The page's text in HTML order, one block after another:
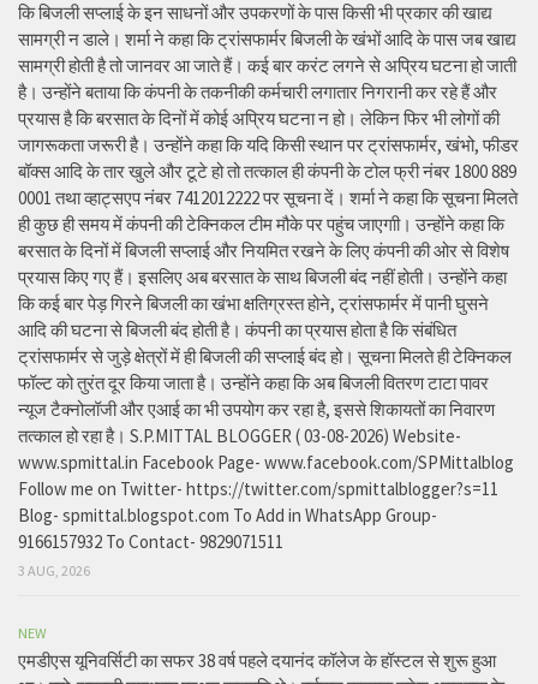
कि बिजली सप्लाई के इन साधनों और उपकरणों के पास किसी भी प्रकार की खाद्य
सामग्री न डाले। शर्मा ने कहा कि ट्रांसफार्मर बिजली के खंभों आदि के पास जब खाद्य
सामग्री होती है तो जानवर आ जाते हैं। कई बार करंट लगने से अप्रिय घटना हो जाती
है। उन्होंने बताया कि कंपनी के तकनीकी कर्मचारी लगातार निगरानी कर रहे हैं और
प्रयास है कि बरसात के दिनों में कोई अप्रिय घटना न हो। लेकिन फिर भी लोगों की
जागरूकता जरूरी है। उन्होंने कहा कि यदि किसी स्थान पर ट्रांसफार्मर, खंभो, फीडर
बॉक्स आदि के तार खुले और टूटे हो तो तत्काल ही कंपनी के टोल फ्री नंबर 1800 889
0001 तथा व्हाट्सएप नंबर 7412012222 पर सूचना दें। शर्मा ने कहा कि सूचना मिलते
ही कुछ ही समय में कंपनी की टेक्निकल टीम मौके पर पहुंच जाएगाी। उन्होंने कहा कि
बरसात के दिनों में बिजली सप्लाई और नियमित रखने के लिए कंपनी की ओर से विशेष
प्रयास किए गए हैं। इसलिए अब बरसात के साथ बिजली बंद नहीं होती। उन्होंने कहा
कि कई बार पेड़ गिरने बिजली का खंभा क्षतिग्रस्त होने, ट्रांसफार्मर में पानी घुसने
आदि की घटना से बिजली बंद होती है। कंपनी का प्रयास होता है कि संबंधित
ट्रांसफार्मर से जुड़े क्षेत्रों में ही बिजली की सप्लाई बंद हो। सूचना मिलते ही टेक्निकल
फॉल्ट को तुरंत दूर किया जाता है। उन्होंने कहा कि अब बिजली वितरण टाटा पावर
न्यूज टैक्नोलॉजी और एआई का भी उपयोग कर रहा है, इससे शिकायतों का निवारण
तत्काल हो रहा है। S.P.MITTAL BLOGGER ( 03-08-2026) Website-
www.spmittal.in Facebook Page- www.facebook.com/SPMittalblog
Follow me on Twitter- https://twitter.com/spmittalblogger?s=11
Blog- spmittal.blogspot.com To Add in WhatsApp Group-
9166157932 To Contact- 9829071511
3 AUG, 2026
NEW
एमडीएस यूनिवर्सिटी का सफर 38 वर्ष पहले दयानंद कॉलेज के हॉस्टल से शुरू हुआ